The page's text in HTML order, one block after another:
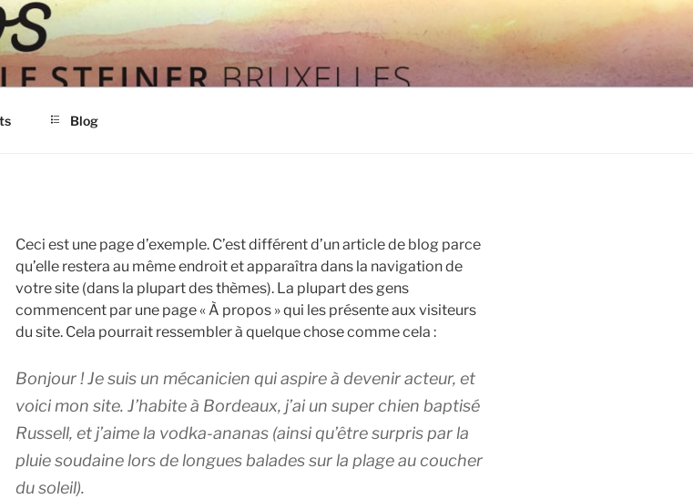
Blog
Ceci est une page d’exemple. C’est différent d’un article de blog parce
qu’elle restera au même endroit et apparaîtra dans la navigation de
votre site (dans la plupart des thèmes). La plupart des gens
commencent par une page « À propos » qui les présente aux visiteurs
du site. Cela pourrait ressembler à quelque chose comme cela :
Bonjour ! Je suis un mécanicien qui aspire à devenir acteur, et
voici mon site. J’habite à Bordeaux, j’ai un super chien baptisé
Russell, et j’aime la vodka-ananas (ainsi qu’être surpris par la
pluie soudaine lors de longues balades sur la plage au coucher
du soleil).